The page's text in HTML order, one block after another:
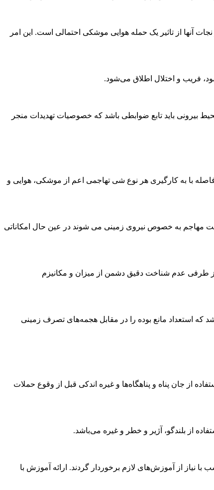
آنها از تاثیر یک حمله هوایی موشکی احتمالی است. این امر
فریب و اختلال اطلاق می‌شود.
باید تابع ضوابطی باشد که خصوصیات تهدیدات منجر
با به کارگیری هر نوع شی تهاجمی اعم از موشکی،‌ هوایی و
مهاجم به خصوص نیروی زمینی می شوند در عین حال امکاناتی
از طرفی عدم شناخت دقیق دشمن از میزان و مکانیزم
که استعداد مانع بوده را در مقابل هجمه‌های تصرف زمینی
از جان پناه و پناهگاه‌ها و غیره اندکی قبل از وقوع حملات
از بلندگو، آژیر و خطر و غیره می‌باشد.
نیاز از آ‌موزش‌های لازم برخوردار گردند. ارائه آموزش با